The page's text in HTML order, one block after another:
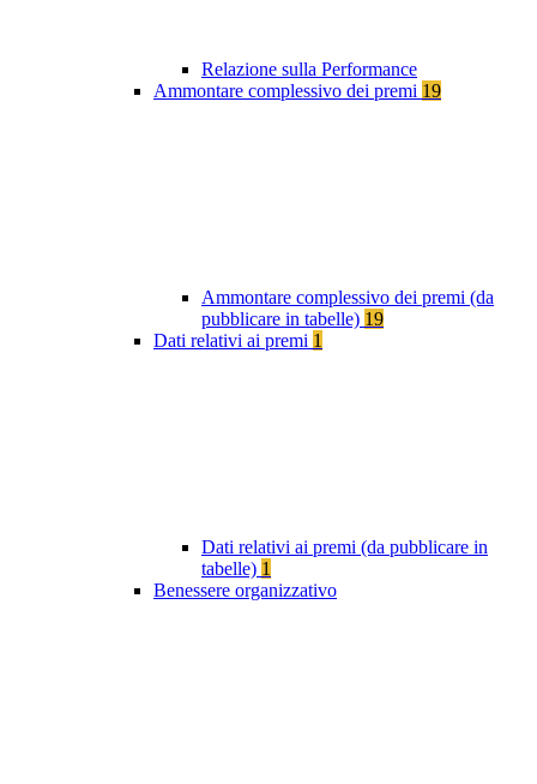
Relazione sulla Performance
Ammontare complessivo dei premi 19
Ammontare complessivo dei premi (da
pubblicare in tabelle) 19
Dati relativi ai premi 1
Dati relativi ai premi (da pubblicare in
tabelle) 1
Benessere organizzativo